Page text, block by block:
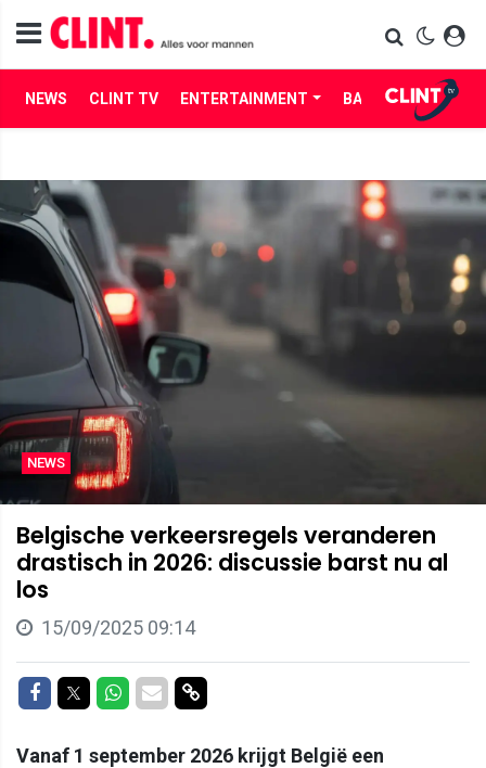
NEWS CLINT TV ENTERTAINMENT BABES LIFE
NEWS
Belgische verkeersregels veranderen
drastisch in 2026: discussie barst nu al
los
15/09/2025 09:14
Delen op Facebook
Delen op Twitter
Delen op Whatsapp
Delen via Mail
Delen via link
Vanaf 1 september 2026 krijgt België een